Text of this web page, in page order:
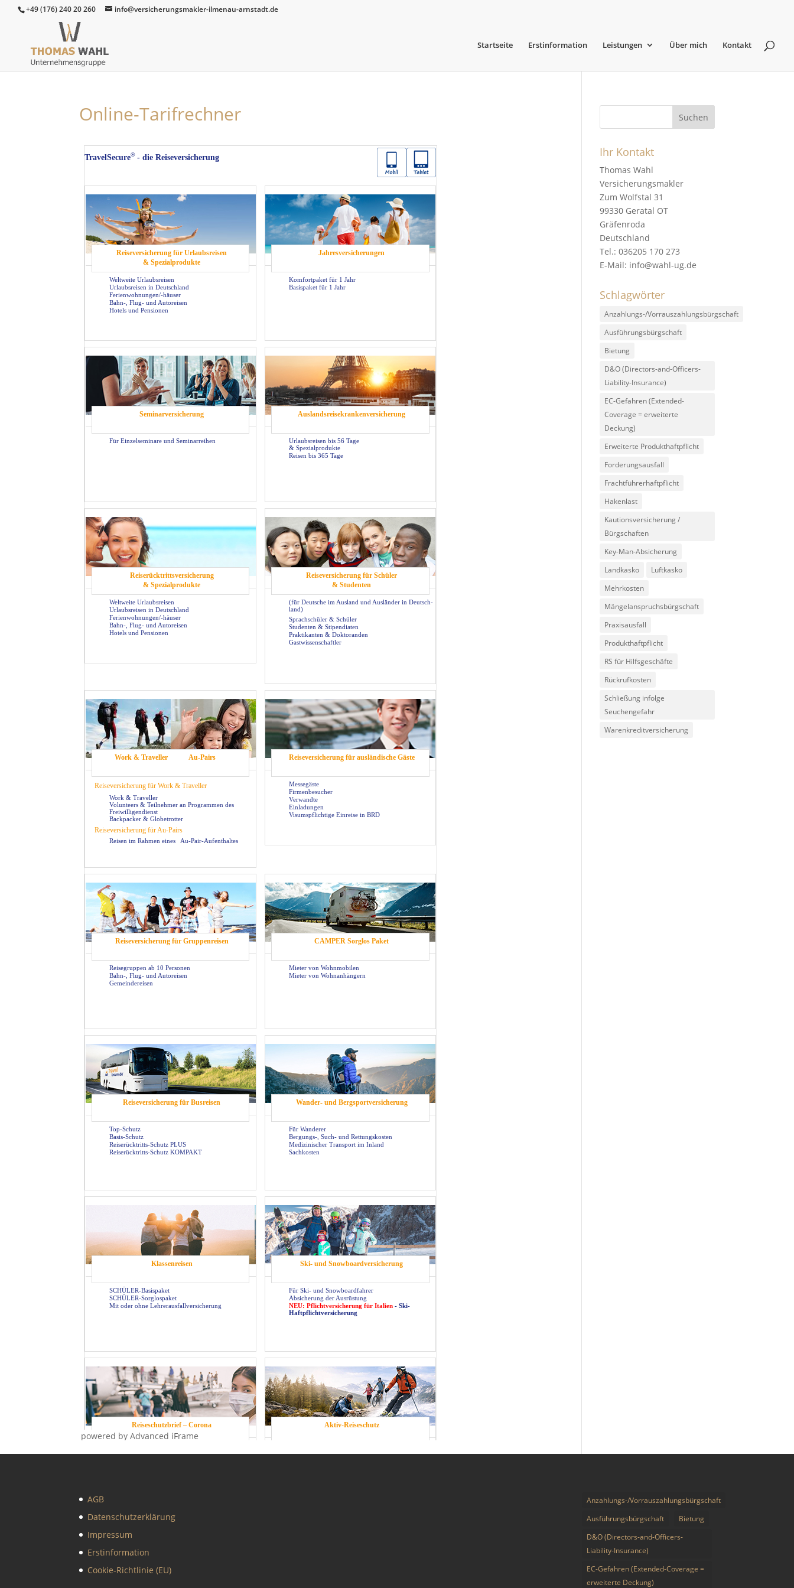
+49 (176) 240 20 260 info@versicherungsmakler-ilmenau-arnstadt.de
Startseite Erstinformation Leistungen Über mich Kontakt
Online-Tarifrechner
powered by Advanced iFrame
Ihr Kontakt
Thomas Wahl
Versicherungsmakler
Zum Wolfstal 31
99330 Geratal OT
Gräfenroda
Deutschland
Tel.: 036205 170 273
E-Mail: info@wahl-ug.de
Schlagwörter
Anzahlungs-/Vorrauszahlungsbürgschaft
Ausführungsbürgschaft
Bietung
D&O (Directors-and-Officers-
Liability-Insurance)
EC-Gefahren (Extended-
Coverage = erweiterte
Deckung)
Erweiterte Produkthaftpflicht
Forderungsausfall
Frachtführerhaftpflicht
Hakenlast
Kautionsversicherung /
Bürgschaften
Key-Man-Absicherung
Landkasko
Luftkasko
Mehrkosten
Mängelanspruchsbürgschaft
Praxisausfall
Produkthaftpflicht
RS für Hilfsgeschäfte
Rückrufkosten
Schließung infolge
Seuchengefahr
Warenkreditversicherung
AGB
Datenschutzerklärung
Impressum
Erstinformation
Cookie-Richtlinie (EU)
Anzahlungs-/Vorrauszahlungsbürgschaft
Ausführungsbürgschaft
Bietung
D&O (Directors-and-Officers-
Liability-Insurance)
EC-Gefahren (Extended-Coverage =
erweiterte Deckung)